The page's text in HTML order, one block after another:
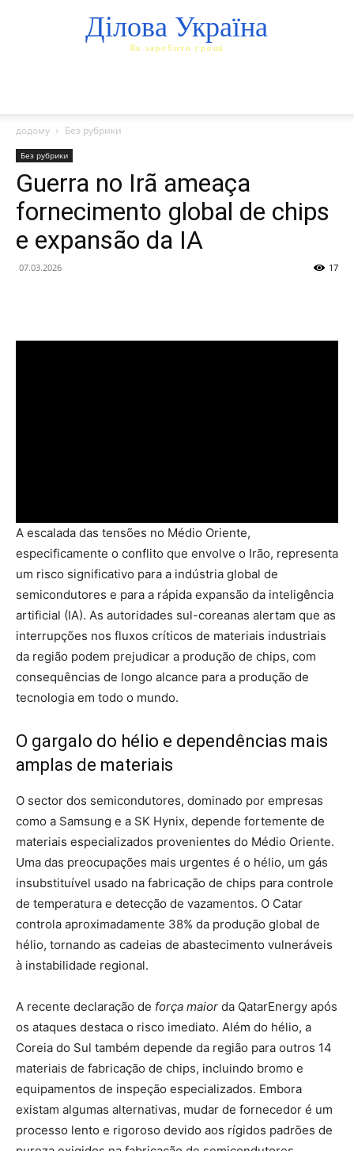
Ділова Україна
Як заробити гроші
додому Без рубрики
Без рубрики
Guerra no Irã ameaça
fornecimento global de chips
e expansão da IA
07.03.2026 17
A escalada das tensões no Médio Oriente,
especificamente o conflito que envolve o Irão, representa
um risco significativo para a indústria global de
semicondutores e para a rápida expansão da inteligência
artificial (IA). As autoridades sul-coreanas alertam que as
interrupções nos fluxos críticos de materiais industriais
da região podem prejudicar a produção de chips, com
consequências de longo alcance para a produção de
tecnologia em todo o mundo.
O gargalo do hélio e dependências mais
amplas de materiais
O sector dos semicondutores, dominado por empresas
como a Samsung e a SK Hynix, depende fortemente de
materiais especializados provenientes do Médio Oriente.
Uma das preocupações mais urgentes é o hélio, um gás
insubstituível usado na fabricação de chips para controle
de temperatura e detecção de vazamentos. O Catar
controla aproximadamente 38% da produção global de
hélio, tornando as cadeias de abastecimento vulneráveis ​​
à instabilidade regional.
A recente declaração de força maior da QatarEnergy após
os ataques destaca o risco imediato. Além do hélio, a
Coreia do Sul também depende da região para outros 14
materiais de fabricação de chips, incluindo bromo e
equipamentos de inspeção especializados. Embora
existam algumas alternativas, mudar de fornecedor é um
processo lento e rigoroso devido aos rígidos padrões de